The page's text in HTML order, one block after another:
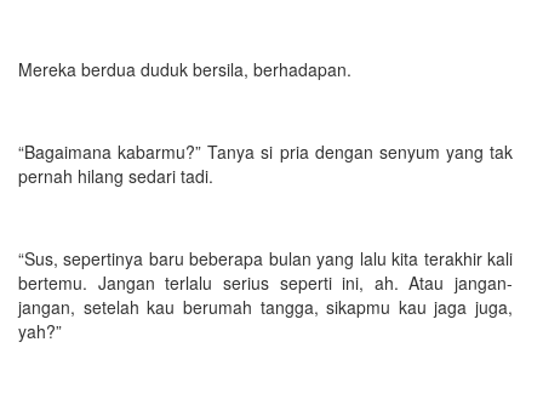
Mereka berdua duduk bersila, berhadapan.
“Bagaimana kabarmu?” Tanya si pria dengan senyum yang tak
pernah hilang sedari tadi.
“Sus, sepertinya baru beberapa bulan yang lalu kita terakhir kali
bertemu. Jangan terlalu serius seperti ini, ah. Atau jangan-
jangan, setelah kau berumah tangga, sikapmu kau jaga juga,
yah?”